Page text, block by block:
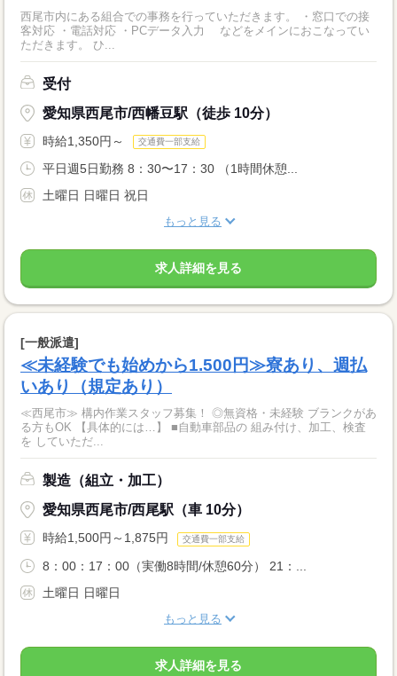
西尾市内にある組合での事務を行っていただきます。 ・窓口での接
客対応 ・電話対応 ・PCデータ入力 などをメインにおこなってい
ただきます。 ひ...
受付
愛知県西尾市/西幡豆駅（徒歩 10分）
時給1,350円～ 交通費一部支給
平日週5日勤務 8：30〜17：30 （1時間休憩...
土曜日 日曜日 祝日
もっと見る
求人詳細を見る
[一般派遣]
≪未経験でも始めから1.500円≫寮あり、週払
いあり（規定あり）
≪西尾市≫ 構内作業スタッフ募集！ ◎無資格・未経験 ブランクがあ
る方もOK 【具体的には…】 ■自動車部品の 組み付け、加工、検査
を していただ...
製造（組立・加工）
愛知県西尾市/西尾駅（車 10分）
時給1,500円～1,875円 交通費一部支給
8：00：17：00（実働8時間/休憩60分） 21：...
土曜日 日曜日
もっと見る
求人詳細を見る